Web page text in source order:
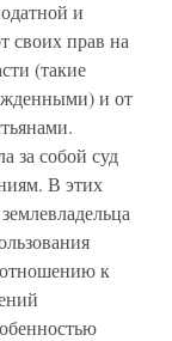
и
своих прав на
(такие
и от
за собой суд
В этих
отношению к